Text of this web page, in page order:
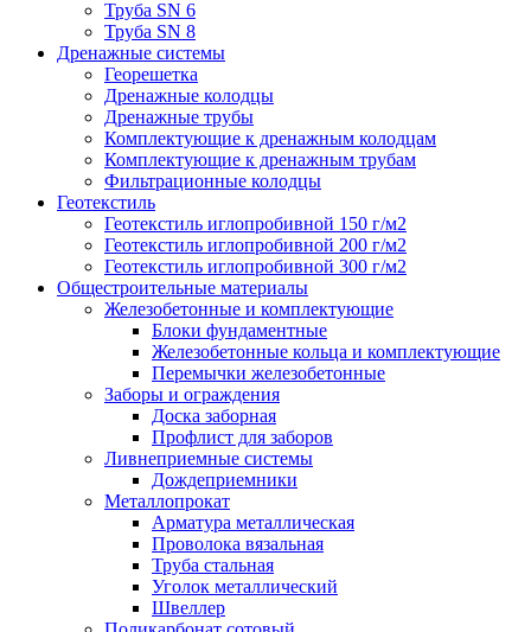
Труба SN 6
Труба SN 8
Дренажные системы
Георешетка
Дренажные колодцы
Дренажные трубы
Комплектующие к дренажным колодцам
Комплектующие к дренажным трубам
Фильтрационные колодцы
Геотекстиль
Геотекстиль иглопробивной 150 г/м2
Геотекстиль иглопробивной 200 г/м2
Геотекстиль иглопробивной 300 г/м2
Общестроительные материалы
Железобетонные и комплектующие
Блоки фундаментные
Железобетонные кольца и комплектующие
Перемычки железобетонные
Заборы и ограждения
Доска заборная
Профлист для заборов
Ливнеприемные системы
Дождеприемники
Металлопрокат
Арматура металлическая
Проволока вязальная
Труба стальная
Уголок металлический
Швеллер